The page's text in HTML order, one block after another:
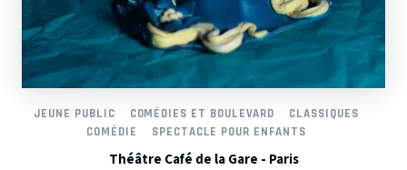
JEUNE PUBLIC COMÉDIES ET BOULEVARD
CLASSIQUES
COMÉDIE
SPECTACLE POUR ENFANTS
Théâtre Café de la Gare - Paris